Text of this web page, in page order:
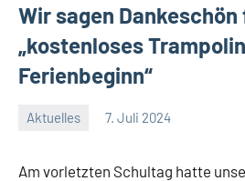
Wir sagen
„kostenloses
Ferienbeginn“
Aktuelles 7. Juli 2024
Am vorletzten Schultag hatte